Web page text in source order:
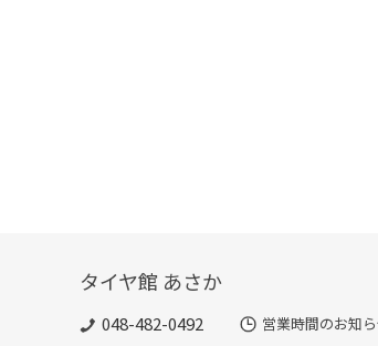
タイヤ館 あさか
048-482-0492 営業時間のお知